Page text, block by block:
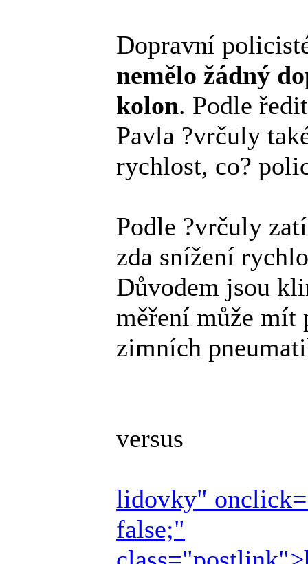
Dopravní
nemělo žádný
kolon. Podle
Pavla ?vrčuly
rychlost, co?
Podle ?vrčuly
zda snížení
Důvodem jsou
měření může mít
zimních
versus
lidovky"
false;"